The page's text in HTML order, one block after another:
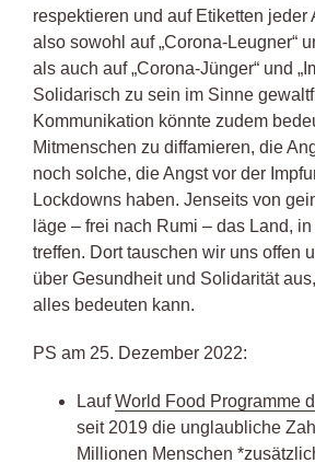
respektieren und auf Etiketten jeder
also sowohl auf „Corona-Leugner“
als auch auf „Corona-Jünger“ und
Solidarisch zu sein im Sinne
Kommunikation könnte zudem
Mitmenschen zu diffamieren, die
noch solche, die Angst vor der
Lockdowns haben. Jenseits von
läge – frei nach Rumi – das Land,
treffen. Dort tauschen wir uns offen
über Gesundheit und Solidarität
alles bedeuten kann.
PS am 25. Dezember 2022:
LaufWorld Food Programme
seit 2019 die unglaubliche
Millionen Menschen